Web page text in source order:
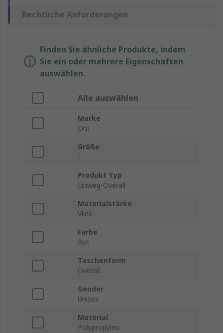
Rechtliche Anforderungen
Finden Sie ähnliche Produkte, indem
Sie ein oder mehrere Eigenschaften
auswählen.
Alle auswählen
Marke
Orn
Größe
L
Produkt Typ
Einweg-Overall
Materialstärke
Vlies
Farbe
Rot
Taschenform
Overall
Gender
Unisex
Material
Polypropylen